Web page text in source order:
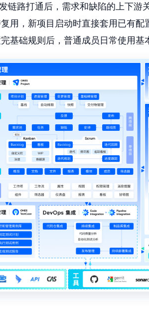
链路打通后，需求和缺陷的上下
用，新项目启动时直接套用已有
基础规则后，普通成员日常使用基